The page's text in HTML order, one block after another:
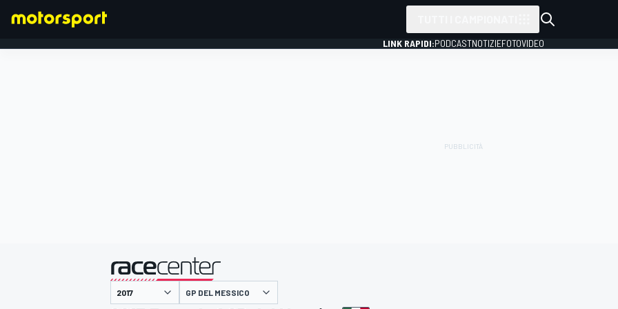
LINK RAPIDI:PODCASTNOTIZIEFOTOVIDEO
presentato da
GP DEL MESSICO